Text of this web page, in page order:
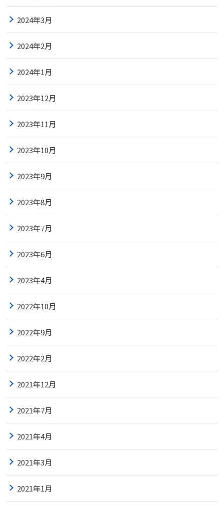
2024年3月
2024年2月
2024年1月
2023年12月
2023年11月
2023年10月
2023年9月
2023年8月
2023年7月
2023年6月
2023年4月
2022年10月
2022年9月
2022年2月
2021年12月
2021年7月
2021年4月
2021年3月
2021年1月